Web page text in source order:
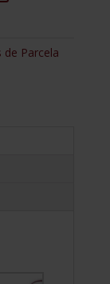
de Parcela